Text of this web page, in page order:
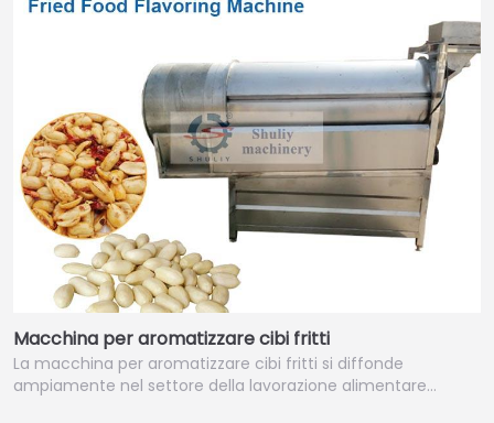
Macchina per aromatizzare cibi fritti
La macchina per aromatizzare cibi fritti si diffonde
ampiamente nel settore della lavorazione alimentare…